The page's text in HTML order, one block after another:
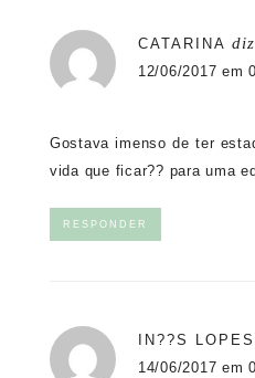
CATARINA diz
12/06/2017 em
Gostava imenso de ter
vida que ficar?? para uma
RESPONDER
IN??S
14/06/2017 em